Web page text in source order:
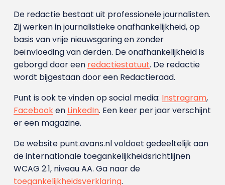
De redactie bestaat uit professionele journalisten.
Zij werken in journalistieke onafhankelijkheid, op
basis van vrije nieuwsgaring en zonder
beïnvloeding van derden. De onafhankelijkheid is
geborgd door een redactiestatuut. De redactie
wordt bijgestaan door een Redactieraad.
Punt is ook te vinden op social media: Instragram,
Facebooken LinkedIn. Een keer per jaar verschijnt
er een magazine.
De website punt.avans.nl voldoet gedeeltelijk aan
de internationale toegankelijkheidsrichtlijnen
WCAG 2.1, niveau AA. Ga naar de
toegankelijkheidsverklaring.